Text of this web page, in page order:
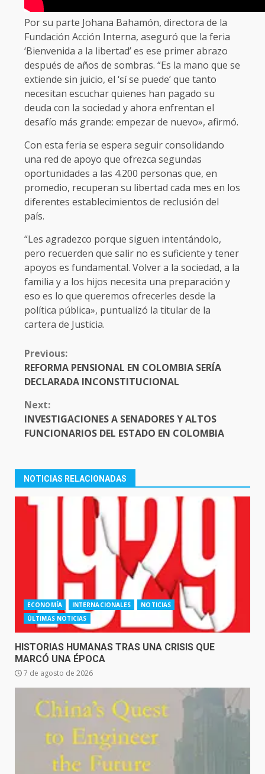
Por su parte Johana Bahamón, directora de la
Fundación Acción Interna, aseguró que la feria
‘Bienvenida a la libertad’ es ese primer abrazo
después de años de sombras. “Es la mano que se
extiende sin juicio, el ‘sí se puede’ que tanto
necesitan escuchar quienes han pagado su
deuda con la sociedad y ahora enfrentan el
desafío más grande: empezar de nuevo», afirmó.
Con esta feria se espera seguir consolidando
una red de apoyo que ofrezca segundas
oportunidades a las 4.200 personas que, en
promedio, recuperan su libertad cada mes en los
diferentes establecimientos de reclusión del
país.
“Les agradezco porque siguen intentándolo,
pero recuerden que salir no es suficiente y tener
apoyos es fundamental. Volver a la sociedad, a la
familia y a los hijos necesita una preparación y
eso es lo que queremos ofrecerles desde la
política pública», puntualizó la titular de la
cartera de Justicia.
CONTINUE
READING
Previous:
REFORMA PENSIONAL EN COLOMBIA SERÍA
DECLARADA INCONSTITUCIONAL
Next:
INVESTIGACIONES A SENADORES Y ALTOS
FUNCIONARIOS DEL ESTADO EN COLOMBIA
NOTICIAS RELACIONADAS
ECONOMÍA INTERNACIONALES
NOTICIAS
ÚLTIMAS NOTICIAS
HISTORIAS HUMANAS TRAS UNA CRISIS QUE
MARCÓ UNA ÉPOCA
7 de agosto de 2026